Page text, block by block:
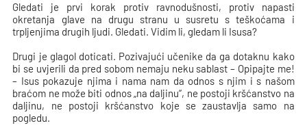
Gledati je prvi korak protiv ravnodušnosti, protiv napasti
okretanja glave na drugu stranu u susretu s teškoćama i
trpljenjima drugih ljudi. Gledati. Vidim li, gledam li Isusa?
Drugi je glagol doticati. Pozivajući učenike da ga dotaknu kako
bi se uvjerili da pred sobom nemaju neku sablast – Opipajte me!
– Isus pokazuje njima i nama nam da odnos s njim i s našom
braćom ne može biti odnos „na daljinu“, ne postoji kršćanstvo na
daljinu, ne postoji kršćanstvo koje se zaustavlja samo na
pogledu.